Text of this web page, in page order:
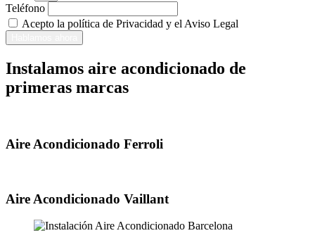
Teléfono
Acepto la política de Privacidad y el Aviso Legal
Instalamos aire acondicionado de
primeras marcas
Aire Acondicionado Ferroli
Aire Acondicionado Vaillant